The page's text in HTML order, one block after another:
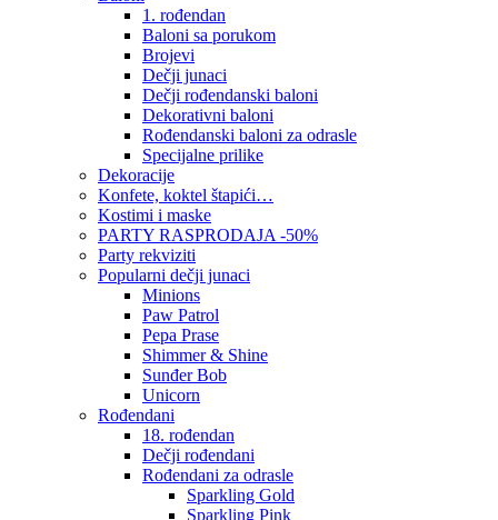
1. rođendan
Baloni sa porukom
Brojevi
Dečji junaci
Dečji rođendanski baloni
Dekorativni baloni
Rođendanski baloni za odrasle
Specijalne prilike
Dekoracije
Konfete, koktel štapići…
Kostimi i maske
PARTY RASPRODAJA -50%
Party rekviziti
Popularni dečji junaci
Minions
Paw Patrol
Pepa Prase
Shimmer & Shine
Sunđer Bob
Unicorn
Rođendani
18. rođendan
Dečji rođendani
Rođendani za odrasle
Sparkling Gold
Sparkling Pink